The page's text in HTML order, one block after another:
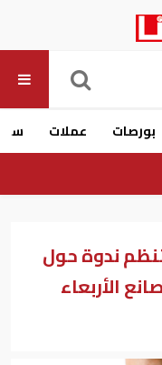
بورصات عملات
ندوة حول
الأربعاء